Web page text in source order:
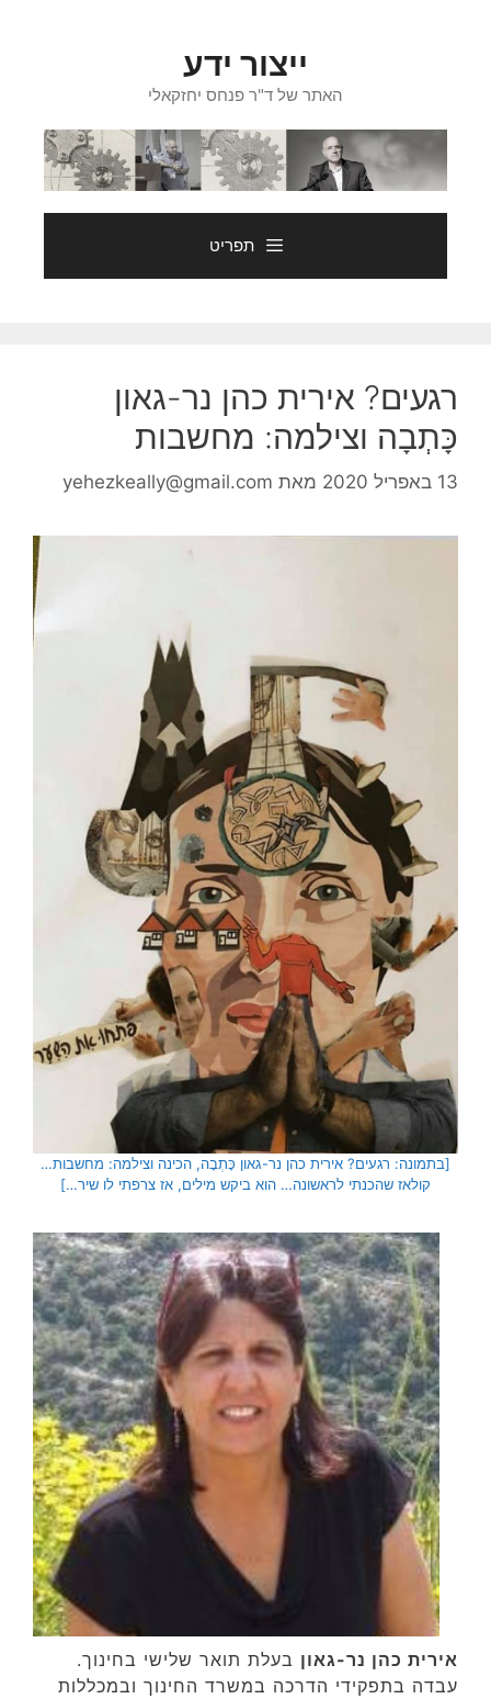
ייצור ידע
האתר של ד"ר פנחס יחזקאלי
תפריט
רגעים? אירית כהן נר-גאון
כָּתְבָה וצילמה: מחשבות
13 באפריל 2020 מאת yehezkeally@gmail.com
[בתמונה: רגעים? אירית כהן נר-גאון כָּתְבָה, הכינה וצילמה: מחשבות…
קולאז שהכנתי לראשונה… הוא ביקש מילים, אז צרפתי לו שיר…]
אירית כהן נר-גאון בעלת תואר שלישי בחינוך.
עבדה בתפקידי הדרכה במשרד החינוך ובמכללות